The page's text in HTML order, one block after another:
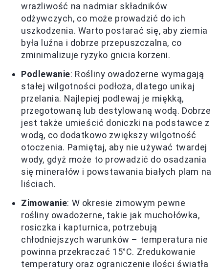
wrażliwość na nadmiar składników
odżywczych, co może prowadzić do ich
uszkodzenia. Warto postarać się, aby ziemia
była luźna i dobrze przepuszczalna, co
zminimalizuje ryzyko gnicia korzeni.
Podlewanie: Rośliny owadożerne wymagają
stałej wilgotności podłoża, dlatego unikaj
przelania. Najlepiej podlewaj je miękką,
przegotowaną lub destylowaną wodą. Dobrze
jest także umieścić doniczki na podstawce z
wodą, co dodatkowo zwiększy wilgotność
otoczenia. Pamiętaj, aby nie używać twardej
wody, gdyż może to prowadzić do osadzania
się minerałów i powstawania białych plam na
liściach.
Zimowanie: W okresie zimowym pewne
rośliny owadożerne, takie jak muchołówka,
rosiczka i kapturnica, potrzebują
chłodniejszych warunków – temperatura nie
powinna przekraczać 15°C. Zredukowanie
temperatury oraz ograniczenie ilości światła